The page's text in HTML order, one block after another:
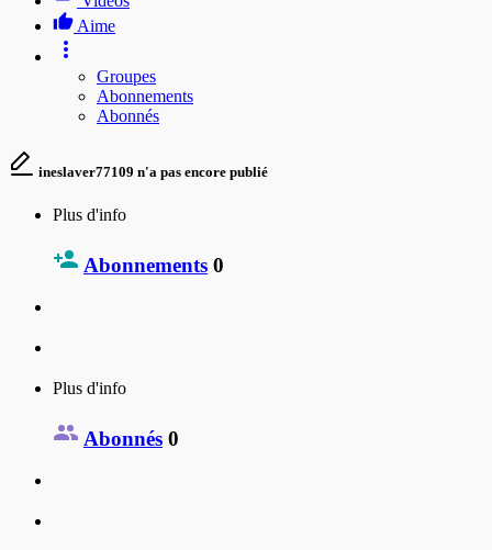
Aime
Groupes
Abonnements
Abonnés
ineslaver77109 n'a pas encore publié
Plus d'info
Abonnements 0
Plus d'info
Abonnés 0